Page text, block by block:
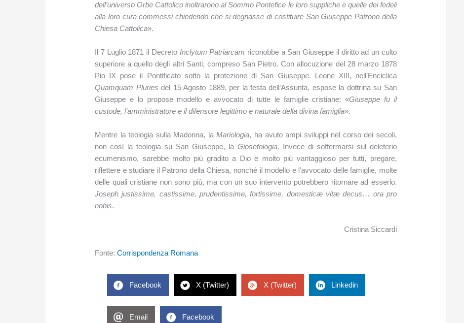
dell’universo Orbe Cattolico inoltrarono al Sommo Pontefice le loro suppliche e quelle dei fedeli
alla loro cura commessi chiedendo che si degnasse di costituire San Giuseppe Patrono della
Chiesa Cattolica».
Il 7 Luglio 1871 il Decreto Inclytum Patriarcam riconobbe a San Giuseppe il diritto ad un culto
superiore a quello degli altri Santi, compreso San Pietro. Con allocuzione del 28 marzo 1878
Pio IX pose il Pontificato sotto la protezione di San Giuseppe. Leone XIII, nell’Enciclica
Quamquam Pluries del 15 Agosto 1889, per la festa dell’Assunta, espose la dottrina su San
Giuseppe e lo propose modello e avvocato di tutte le famiglie cristiane: «Giuseppe fu il
custode, l’amministratore e il difensore legittimo e naturale della divina famiglia».
Mentre la teologia sulla Madonna, laMariologia, ha avuto ampi sviluppi nel corso dei secoli,
non così la teologia su San Giuseppe, la Giosefologia. Invece di soffermarsi sul deleterio
ecumenismo, sarebbe molto più gradito a Dio e molto più vantaggioso per tutti, pregare,
riflettere e studiare il Patrono della Chiesa, nonché il modello e l’avvocato delle famiglie, molte
delle quali cristiane non sono più, ma con un suo intervento potrebbero ritornare ad esserlo.
Joseph justissime, castissime, prudentissime, fortissime, domesticæ vitæ decus… ora pro
nobis.
Cristina Siccardi
Fonte:Corrispondenza Romana
Facebook X (Twitter) X (Twitter) Linkedin
Email Facebook